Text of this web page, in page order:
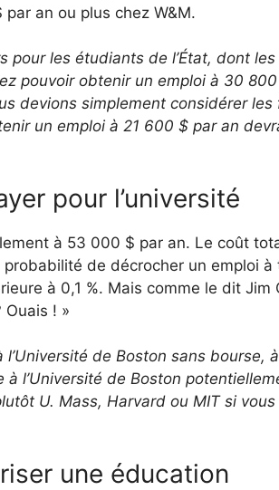
an ou plus chez W&M.
pour les étudiants de l’État, dont
pouvoir obtenir un emploi à 30
devions simplement considérer les
un emploi à 21 600 $ par an
pour l’université
à 53 000 $ par an. Le coût
de décrocher un emploi à
à 0,1 %. Mais comme le dit Jim
Ouais ! »
l’Université de Boston sans bourse, à
à l’Université de Boston
U. Mass, Harvard ou MIT si vous
une éducation